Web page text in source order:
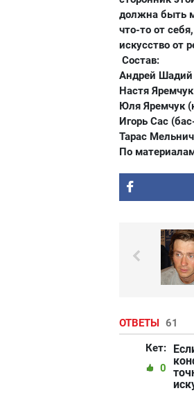
должна быть
что-то от
искусство от
Состав:
Андрей Шадий
Настя
Юля Яремчук
Игорь Сас
Тарас
По
ОТВЕТЫ 61
Кет:
0